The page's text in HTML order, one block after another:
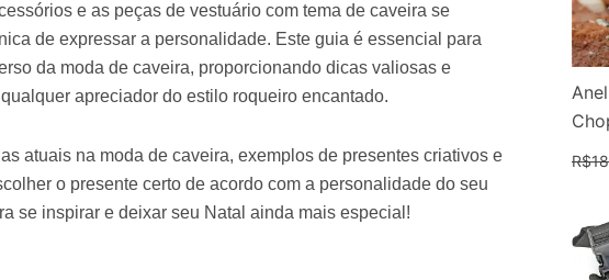
e as peças de vestuário com tema de caveira se
de expressar a personalidade. Este guia é essencial para
da moda de caveira, proporcionando dicas valiosas e
apreciador do estilo roqueiro encantado.
atuais na moda de caveira, exemplos de presentes criativos e
o presente certo de acordo com a personalidade do seu
se inspirar e deixar seu Natal ainda mais especial!
R$